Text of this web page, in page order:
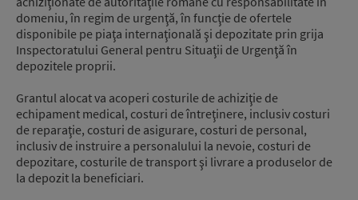
domeniu, în regim de urgenţă, în funcţie de ofertele
disponibile pe piaţa internaţională şi depozitate prin grija
Inspectoratului General pentru Situaţii de Urgenţă în
depozitele proprii.
Grantul alocat va acoperi costurile de achiziţie de
echipament medical, costuri de întreţinere, inclusiv costuri
de reparaţie, costuri de asigurare, costuri de personal,
inclusiv de instruire a personalului la nevoie, costuri de
depozitare, costurile de transport şi livrare a produselor de
la depozit la beneficiari.